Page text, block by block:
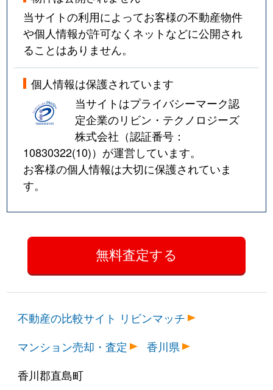
当サイトの利用によってお客様の不動産物件
や個人情報が許可なくネットなどに公開され
ることはありません。
個人情報は保護されています
当サイトはプライバシーマーク認
定企業のリビン・テクノロジーズ
株式会社（認証番号：
10830322(10)）が運営しています。
お客様の個人情報は大切に保護されていま
す。
不動産の比較サイト リビンマッチ
マンション売却・査定
香川県
香川郡直島町